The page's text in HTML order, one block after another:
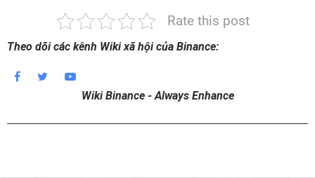
Rate this post
Theo dõi các kênh Wiki xã hội của Binance:
Wiki Binance - Always Enhance